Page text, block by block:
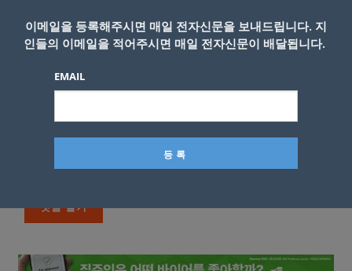
이메일을 등록해주시면 매일 전자신문을 보내드립니다. 지
인들의 이메일을 적어주시면 매일 전자신문이 배달됩니다.
EMAIL